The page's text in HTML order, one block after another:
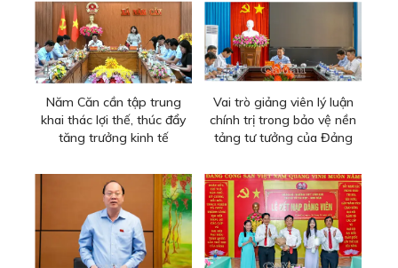
Năm Căn cần tập trung
khai thác lợi thế, thúc đẩy
tăng trưởng kinh tế
Vai trò giảng viên lý luận
chính trị trong bảo vệ nền
tảng tư tưởng của Đảng